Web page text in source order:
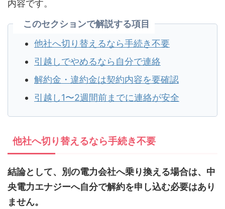
内容です。
このセクションで解説する項目
他社へ切り替えるなら手続き不要
引越しでやめるなら自分で連絡
解約金・違約金は契約内容を要確認
引越し1〜2週間前までに連絡が安全
他社へ切り替えるなら手続き不要
結論として、別の電力会社へ乗り換える場合は、中
央電力エナジーへ自分で解約を申し込む必要はあり
ません。